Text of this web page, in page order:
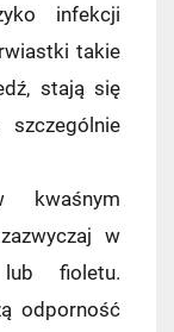
infekcji
takie
stają się
kwaśnym
w
lub fioletu.
odporność
14,99 zł
14,99 zł
17,99 zł
17,99 zł